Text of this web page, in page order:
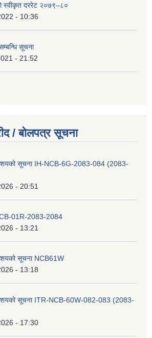
स्वीकृत दररेट २०७९–८०
- 10:36
सूचना
- 21:52
/ बोलपत्र सूचना
सूचना IH-NCB-6G-2083-084 (2083-
- 20:51
01R-2083-2084
- 13:21
सूचना NCB61W
- 13:18
सूचना ITR-NCB-60W-082-083 (2083-
- 17:30